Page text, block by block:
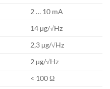
2 … 10 mA
14 µg/√Hz
2,3 µg/√Hz
2 µg/√Hz
< 100 Ω